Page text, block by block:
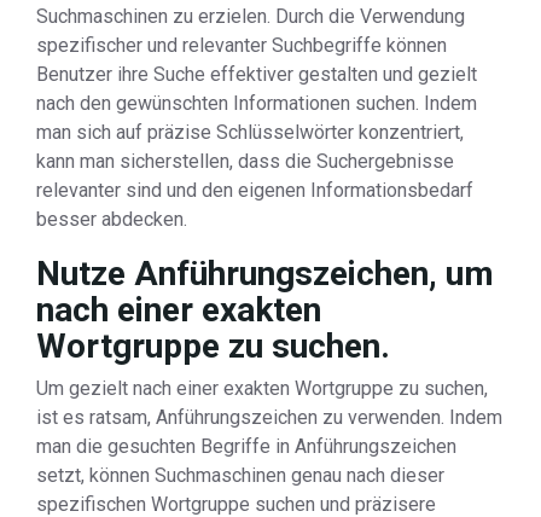
Suchmaschinen zu erzielen. Durch die Verwendung
spezifischer und relevanter Suchbegriffe können
Benutzer ihre Suche effektiver gestalten und gezielt
nach den gewünschten Informationen suchen. Indem
man sich auf präzise Schlüsselwörter konzentriert,
kann man sicherstellen, dass die Suchergebnisse
relevanter sind und den eigenen Informationsbedarf
besser abdecken.
Nutze Anführungszeichen, um
nach einer exakten
Wortgruppe zu suchen.
Um gezielt nach einer exakten Wortgruppe zu suchen,
ist es ratsam, Anführungszeichen zu verwenden. Indem
man die gesuchten Begriffe in Anführungszeichen
setzt, können Suchmaschinen genau nach dieser
spezifischen Wortgruppe suchen und präzisere